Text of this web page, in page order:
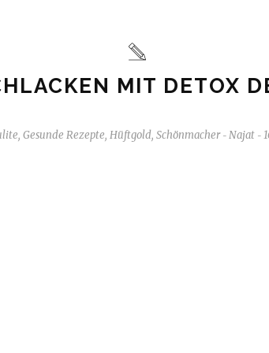
MIT DETOX
, Gesunde Rezepte, Hüftgold, Schönmacher - Najat -